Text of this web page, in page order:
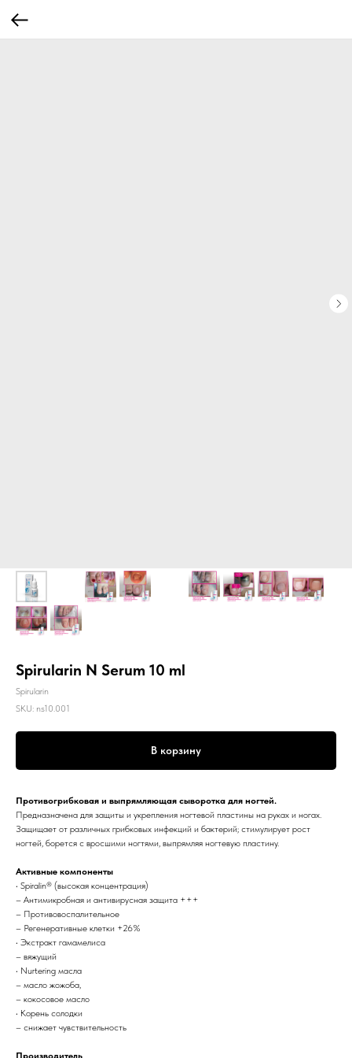
Spirularin N Serum 10 ml
Spirularin
SKU: ns10.001
В корзину
Противогрибковая и выпрямляющая сыворотка для ногтей.
Предназначена для защиты и укрепления ногтевой пластины на руках и ногах.
Защищает от различных грибковых инфекций и бактерий; стимулирует рост
ногтей, борется с вросшими ногтями, выпрямляя ногтевую пластину.
Активные компоненты
• Spiralin® (высокая концентрация)
– Антимикробная и антивирусная защита +++
– Противовоспалительное
– Регенеративные клетки +26%
• Экстракт гамамелиса
– вяжущий
• Nurtering масла
– масло жожоба,
– кокосовое масло
• Корень солодки
– снижает чувствительность